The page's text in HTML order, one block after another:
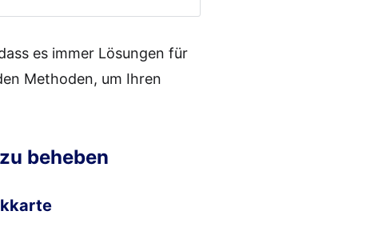
es immer Lösungen für
Methoden, um Ihren
beheben